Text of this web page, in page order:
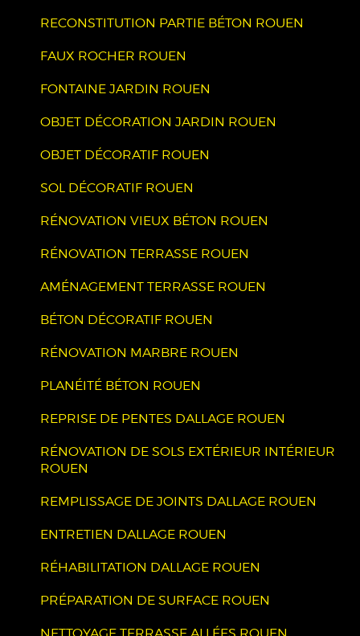
RECONSTITUTION PARTIE BÉTON ROUEN
FAUX ROCHER ROUEN
FONTAINE JARDIN ROUEN
OBJET DÉCORATION JARDIN ROUEN
OBJET DÉCORATIF ROUEN
SOL DÉCORATIF ROUEN
RÉNOVATION VIEUX BÉTON ROUEN
RÉNOVATION TERRASSE ROUEN
AMÉNAGEMENT TERRASSE ROUEN
BÉTON DÉCORATIF ROUEN
RÉNOVATION MARBRE ROUEN
PLANÉITÉ BÉTON ROUEN
REPRISE DE PENTES DALLAGE ROUEN
RÉNOVATION DE SOLS EXTÉRIEUR INTÉRIEUR
ROUEN
REMPLISSAGE DE JOINTS DALLAGE ROUEN
ENTRETIEN DALLAGE ROUEN
RÉHABILITATION DALLAGE ROUEN
PRÉPARATION DE SURFACE ROUEN